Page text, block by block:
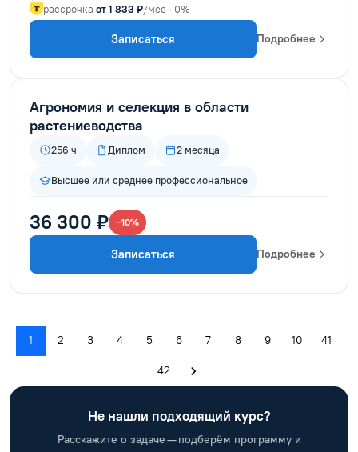
рассрочка от 1 833 ₽/мес · 0%
Записаться Подробнее
Агрономия и селекция в области
растениеводства
256 ч Диплом 2 месяца
Высшее или среднее профессиональное
36 300 ₽ −10%
Записаться Подробнее
1 2 3 4 5 6 7 8 9 10 41
42
Не нашли подходящий курс?
Расскажите о задаче — подберём программу и